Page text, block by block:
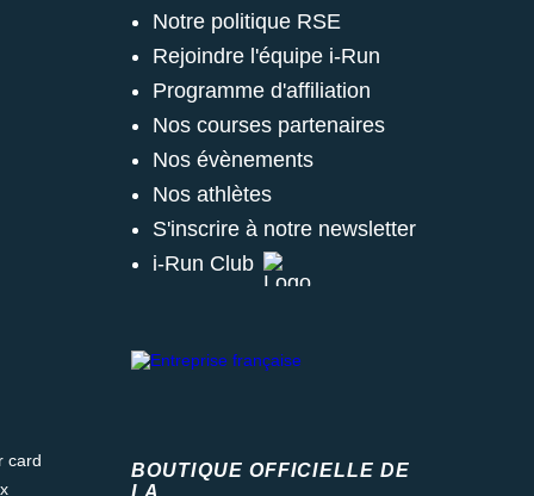
Notre politique RSE
Rejoindre l'équipe i-Run
Programme d'affiliation
Nos courses partenaires
Nos évènements
Nos athlètes
S'inscrire à notre newsletter
i-Run Club
BOUTIQUE OFFICIELLE DE
LA